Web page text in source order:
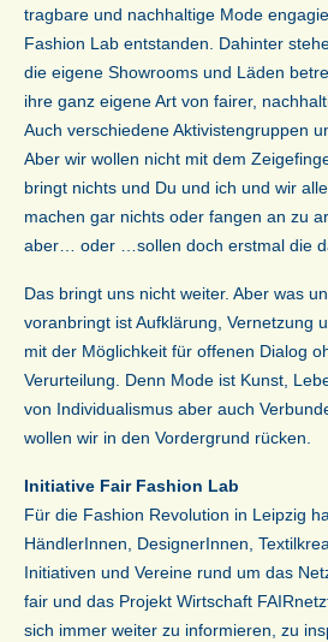
tragbare und nachhaltige Mode
Fashion Lab entstanden. Dahinter
die eigene Showrooms und Läden
ihre ganz eigene Art von fairer,
Auch verschiedene Aktivistengruppen
Aber wir wollen nicht mit dem
bringt nichts und Du und ich und wir
machen gar nichts oder fangen an zu
aber… oder …sollen doch erstmal die
Das bringt uns nicht weiter. Aber was
voranbringt ist Aufklärung, Vernetzung
mit der Möglichkeit für offenen Dialog
Verurteilung. Denn Mode ist Kunst,
von Individualismus aber auch
wollen wir in den Vordergrund rücken.
Initiative Fair Fashion Lab
Für die Fashion Revolution in Leipzig
HändlerInnen, DesignerInnen,
Initiativen und Vereine rund um das
fair und das Projekt Wirtschaft
sich immer weiter zu informieren, zu